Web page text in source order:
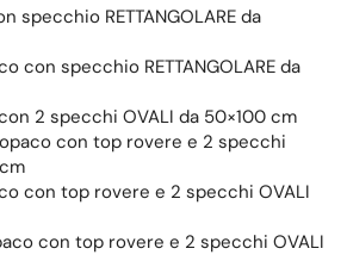
specchio RETTANGOLARE da
con specchio RETTANGOLARE da
2 specchi OVALI da 50×100 cm
con top rovere e 2 specchi
con top rovere e 2 specchi OVALI
con top rovere e 2 specchi OVALI